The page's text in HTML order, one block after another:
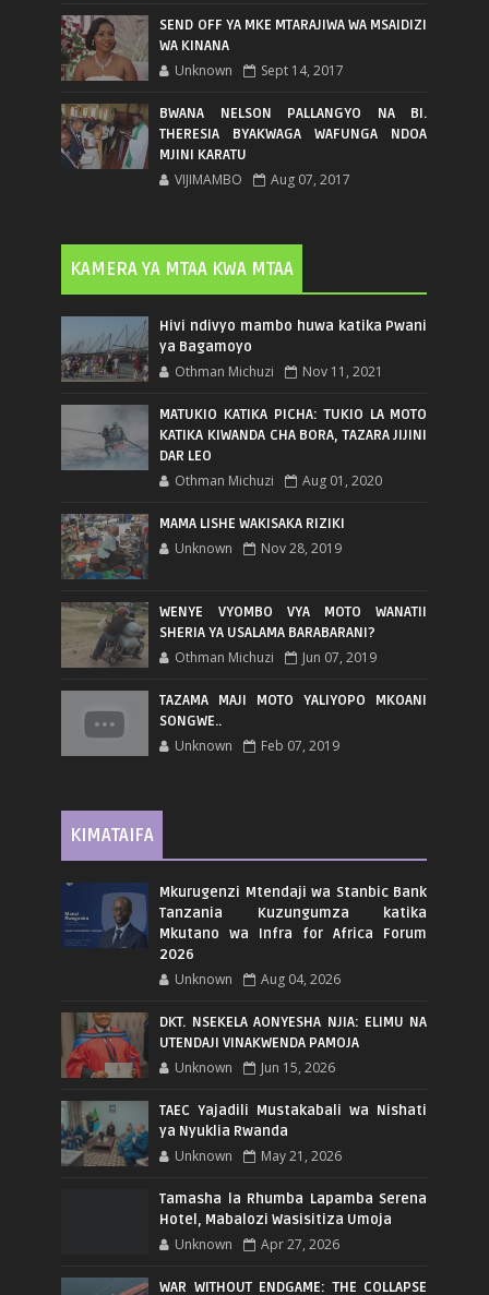
SEND OFF YA MKE MTARAJIWA WA MSAIDIZI
WA KINANA
Unknown Sept 14, 2017
BWANA NELSON PALLANGYO NA BI.
THERESIA BYAKWAGA WAFUNGA NDOA
MJINI KARATU
VIJIMAMBO Aug 07, 2017
KAMERA YA MTAA KWA MTAA
Hivi ndivyo mambo huwa katika Pwani
ya Bagamoyo
Othman Michuzi Nov 11, 2021
MATUKIO KATIKA PICHA: TUKIO LA MOTO
KATIKA KIWANDA CHA BORA, TAZARA JIJINI
DAR LEO
Othman Michuzi Aug 01, 2020
MAMA LISHE WAKISAKA RIZIKI
Unknown Nov 28, 2019
WENYE VYOMBO VYA MOTO WANATII
SHERIA YA USALAMA BARABARANI?
Othman Michuzi Jun 07, 2019
TAZAMA MAJI MOTO YALIYOPO MKOANI
SONGWE..
Unknown Feb 07, 2019
KIMATAIFA
Mkurugenzi Mtendaji wa Stanbic Bank
Tanzania Kuzungumza katika
Mkutano wa Infra for Africa Forum
2026
Unknown Aug 04, 2026
DKT. NSEKELA AONYESHA NJIA: ELIMU NA
UTENDAJI VINAKWENDA PAMOJA
Unknown Jun 15, 2026
TAEC Yajadili Mustakabali wa Nishati
ya Nyuklia Rwanda
Unknown May 21, 2026
Tamasha la Rhumba Lapamba Serena
Hotel, Mabalozi Wasisitiza Umoja
Unknown Apr 27, 2026
WAR WITHOUT ENDGAME: THE COLLAPSE